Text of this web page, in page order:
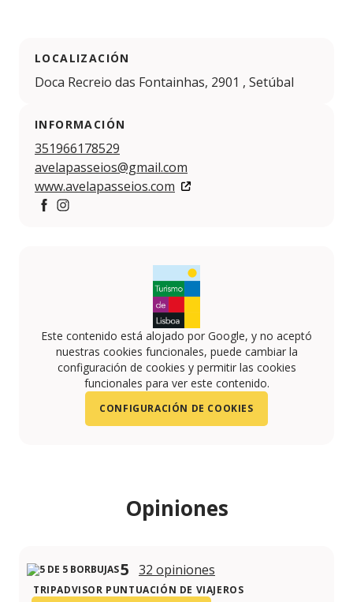
LOCALIZACIÓN
Doca Recreio das Fontainhas, 2901 , Setúbal
INFORMACIÓN
351966178529
avelapasseios@gmail.com
www.avelapasseios.com
Este contenido está alojado por Google, y no aceptó
nuestras cookies funcionales, puede cambiar la
configuración de cookies y permitir las cookies
funcionales para ver este contenido.
CONFIGURACIÓN DE COOKIES
Opiniones
5 32 opiniones
TRIPADVISOR PUNTUACIÓN DE VIAJEROS